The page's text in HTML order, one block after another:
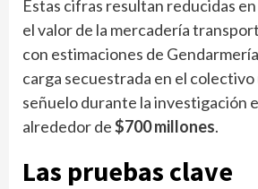
Estas cifras resultan reducidas
el valor de la mercadería
con estimaciones de
carga secuestrada en el
señuelo durante la investigación
alrededor de$700 millones.
Las pruebas clave